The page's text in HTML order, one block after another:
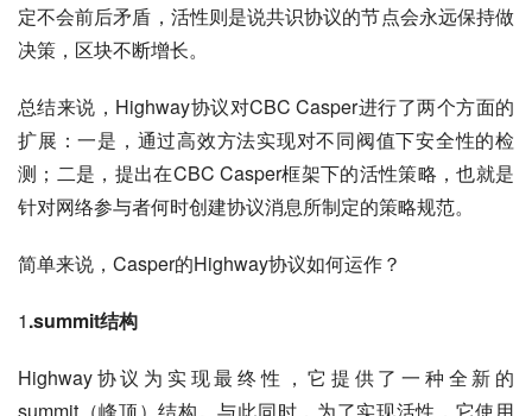
定不会前后矛盾，活性则是说共识协议的节点会永远保持做
决策，区块不断增长。
总结来说，Highway协议对CBC Casper进行了两个方面的
扩展：一是，通过高效方法实现对不同阀值下安全性的检
测；二是，提出在CBC Casper框架下的活性策略，也就是
针对网络参与者何时创建协议消息所制定的策略规范。
简单来说，Casper的Highway协议如何运作？
1.summit结构
Highway协议为实现最终性，它提供了一种全新的
summit（峰顶）结构。与此同时，为了实现活性，它使用